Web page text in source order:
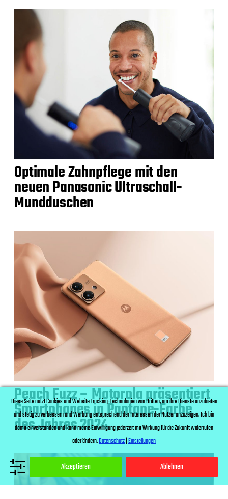
Optimale Zahnpflege mit den
neuen Panasonic Ultraschall-
Mundduschen
Peach Fuzz – Motorola präsentiert
Smartphones in Pantone-Farbe
des Jahres 2024
Diese Seite nutzt Cookies und Website Tracking-Technologien von Dritten, um ihre Dienste anzubieten
und stetig zu verbessern und Werbung entsprechend der Interessen der Nutzer anzuzeigen. Ich bin
damit einverstanden und kann meine Einwilligung jederzeit mit Wirkung für die Zukunft widerrufen
oder ändern.Datenschutz|Einstellungen
Akzeptieren Ablehnen